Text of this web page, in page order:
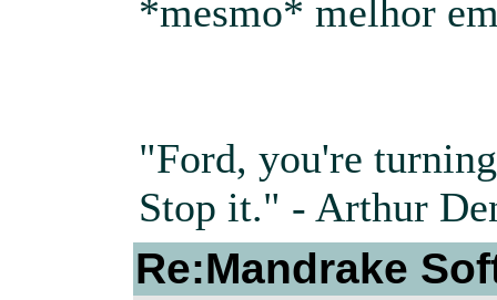
*mesmo* melhor
"Ford, you're
Stop it." - Arthur
Re:Mandrake